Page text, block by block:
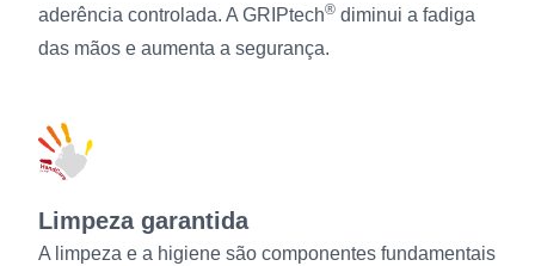
aderência controlada. A GRIPtech® diminui a fadiga
das mãos e aumenta a segurança.
Limpeza garantida
A limpeza e a higiene são componentes fundamentais